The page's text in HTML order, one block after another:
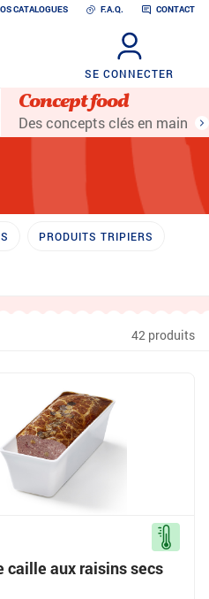
CATALOGUES F.A.Q. CONTACT
SE CONNECTER
VOLAILLES
Concept food
Des concepts clés en main
PRODUITS TRIPIERS
42 produits
caille aux raisins secs